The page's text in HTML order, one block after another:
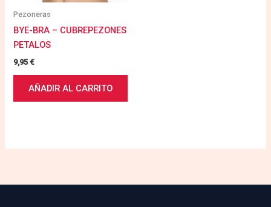
Pezoneras
BYE-BRA – CUBREPEZONES
PETALOS
9,95€
AÑADIR AL CARRITO